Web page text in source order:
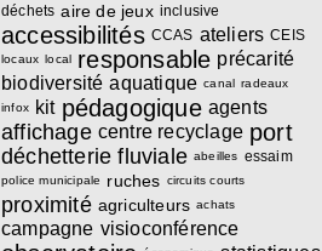
déchets aire de jeux inclusive
accessibilités CCAS ateliers CEIS
locaux local responsable précarité
biodiversité aquatique canal radeaux
infox
kit pédagogique agents
affichage centre recyclage port
déchetterie fluviale abeilles essaim
police municipale ruches circuits courts
proximité agriculteurs achats
campagne visioconférence